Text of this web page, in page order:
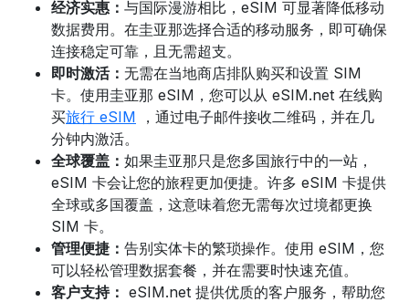
经济实惠： 与国际漫游相比，eSIM 可显著降低移动
数据费用。在圭亚那选择合适的移动服务 ，即可确保
连接稳定可靠，且无需超支。
即时激活： 无需在当地商店排队购买和设置 SIM
卡。使用圭亚那 eSIM， 您可以从 eSIM.net 在线购
买旅行 eSIM
，通过电子邮件接收二维码，并在几
分钟内激活。
全球覆盖： 如果圭亚那只是您多国旅行中的一站，
eSIM 卡会让您的旅程更加便捷。许多 eSIM 卡提供
全球或多国覆盖，这意味着您无需每次过境都更换
SIM 卡。
管理便捷： 告别实体卡的繁琐操作。使用 eSIM，您
可以轻松管理数据套餐，并在需要时快速充值。
客户支持： eSIM.net 提供优质的客户服务，帮助您